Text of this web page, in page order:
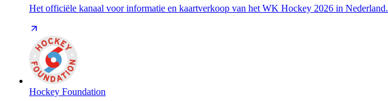
Het officiële kanaal voor informatie en kaartverkoop van het WK Hockey 2026 in Nederland.
Hockey Foundation